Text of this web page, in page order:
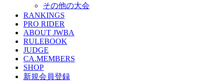
その他の大会
RANKINGS
PRO RIDER
ABOUT JWBA
RULEBOOK
JUDGE
CA.MEMBERS
SHOP
新規会員登録